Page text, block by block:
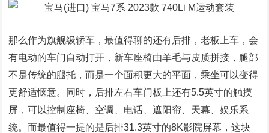
那么作为旗舰级轿车，最值得聊的还有后排，老板上车，会
有电动的车门自动打开，新车座椅由羊毛与皮质拼接，腿部
不是传统的腿托，而是一个面积更大的平面，乘坐可以变得
更舒适惬意。同时，后排左右车门板上还有5.5英寸的触摸
屏，可以控制座椅、空调、电话、遮阳帘、天幕、娱乐系
统。而最值得一提的是后排31.3英寸的8K影院屏幕，这块